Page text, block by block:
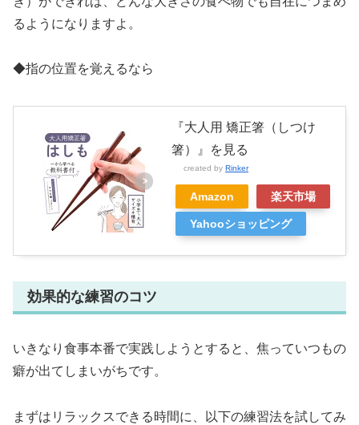
るようになりますよ。
◆指の位置を覚えるなら
『大人用 矯正箸（しつけ
箸）』を見る
created by Rinker
Amazon 楽天市場
Yahooショッピング
効果的な練習のコツ
いきなり食事本番で実践しようとすると、焦っていつもの
癖が出てしまいがちです。
まずはリラックスできる時間に、以下の練習法を試してみ